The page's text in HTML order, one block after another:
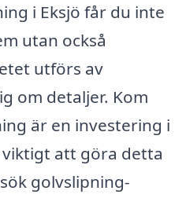
i Eksjö får du inte
utan också
utförs av
om detaljer. Kom
är en investering i
att göra detta
golvslipning-